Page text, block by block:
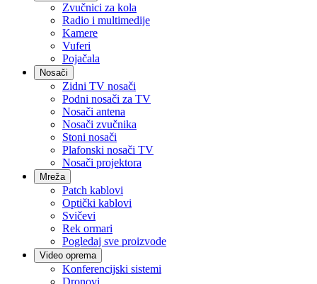
Zvučnici za kola
Radio i multimedije
Kamere
Vuferi
Pojačala
Nosači
Zidni TV nosači
Podni nosači za TV
Nosači antena
Nosači zvučnika
Stoni nosači
Plafonski nosači TV
Nosači projektora
Mreža
Patch kablovi
Optički kablovi
Svičevi
Rek ormari
Pogledaj sve proizvode
Video oprema
Konferencijski sistemi
Dronovi